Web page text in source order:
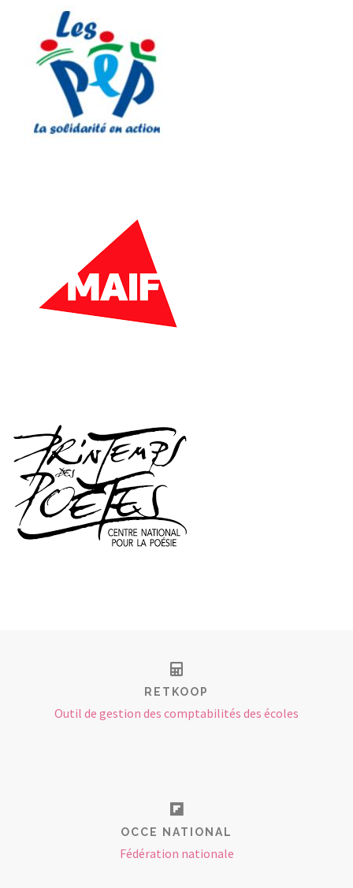
RETKOOP
Outil de gestion des comptabilités des écoles
OCCE NATIONAL
Fédération nationale